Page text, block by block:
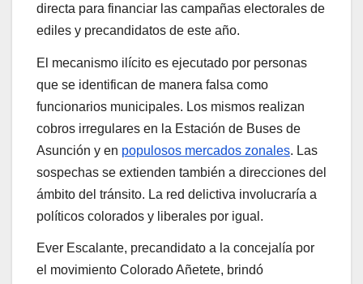
directa para financiar las campañas electorales de
ediles y precandidatos de este año.
El mecanismo ilícito es ejecutado por personas
que se identifican de manera falsa como
funcionarios municipales. Los mismos realizan
cobros irregulares en la Estación de Buses de
Asunción y en populosos mercados zonales. Las
sospechas se extienden también a direcciones del
ámbito del tránsito. La red delictiva involucraría a
políticos colorados y liberales por igual.
Ever Escalante, precandidato a la concejalía por
el movimiento Colorado Añetete, brindó